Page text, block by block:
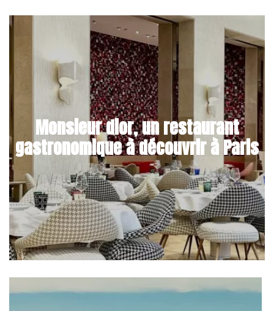
Monsieur dior, un restaurant
gastronomique à découvrir à Paris